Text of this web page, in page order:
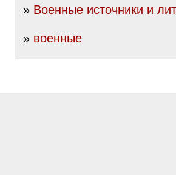
» Военные источники и
» военные